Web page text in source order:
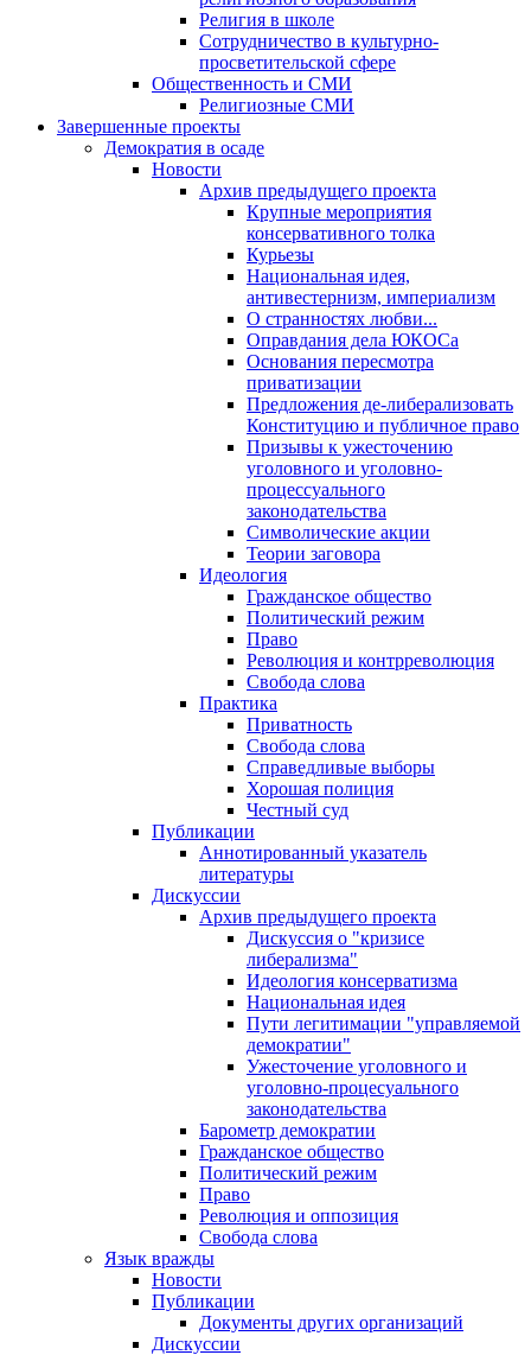
Религия в школе
Сотрудничество в культурно-
просветительской сфере
Общественность и СМИ
Религиозные СМИ
Завершенные проекты
Демократия в осаде
Новости
Архив предыдущего проекта
Крупные мероприятия
консервативного толка
Курьезы
Национальная идея,
антивестернизм, империализм
О странностях любви...
Оправдания дела ЮКОСа
Основания пересмотра
приватизации
Предложения де-либерализовать
Конституцию и публичное право
Призывы к ужесточению
уголовного и уголовно-
процессуального
законодательства
Символические акции
Теории заговора
Идеология
Гражданское общество
Политический режим
Право
Революция и контрреволюция
Свобода слова
Практика
Приватность
Свобода слова
Справедливые выборы
Хорошая полиция
Честный суд
Публикации
Аннотированный указатель
литературы
Дискуссии
Архив предыдущего проекта
Дискуссия о "кризисе
либерализма"
Идеология консерватизма
Национальная идея
Пути легитимации "управляемой
демократии"
Ужесточение уголовного и
уголовно-процесуального
законодательства
Барометр демократии
Гражданское общество
Политический режим
Право
Революция и оппозиция
Свобода слова
Язык вражды
Новости
Публикации
Документы других организаций
Дискуссии